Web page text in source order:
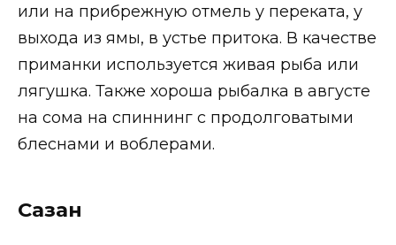
или на прибрежную отмель у переката, у
выхода из ямы, в устье притока. В качестве
приманки используется живая рыба или
лягушка. Также хороша рыбалка в августе
на сома на спиннинг с продолговатыми
блеснами и воблерами.
Сазан